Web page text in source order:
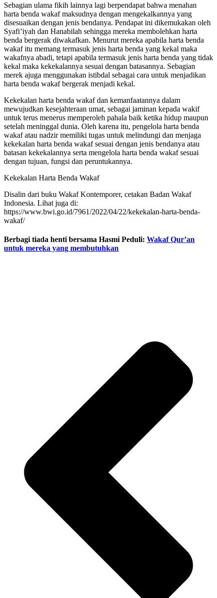
Sebagian ulama fikih lainnya lagi berpendapat bahwa menahan
harta benda wakaf maksudnya dengan mengekalkannya yang
disesuaikan dengan jenis bendanya. Pendapat ini dikemukakan oleh
Syafi’iyah dan Hanabilah sehingga mereka membolehkan harta
benda bergerak diwakafkan. Menurut mereka apabila harta benda
wakaf itu memang termasuk jenis harta benda yang kekal maka
wakafnya abadi, tetapi apabila termasuk jenis harta benda yang tidak
kekal maka kekekalannya sesuai dengan batasannya. Sebagian
merek ajuga menggunakan istibdal sebagai cara untuk menjadikan
harta benda wakaf bergerak menjadi kekal.
Kekekalan harta benda wakaf dan kemanfaatannya dalam
mewujudkan kesejahteraan umat, sebagai jaminan kepada wakif
untuk terus menerus memperoleh pahala baik ketika hidup maupun
setelah meninggal dunia. Oleh karena itu, pengelola harta benda
wakaf atau nadzir memiliki tugas untuk melindungi dan menjaga
kekekalan harta benda wakaf sesuai dengan jenis bendanya atau
batasan kekekalannya serta mengelola harta benda wakaf sesuai
dengan tujuan, fungsi dan peruntukannya.
Kekekalan Harta Benda Wakaf
Disalin dari buku Wakaf Kontemporer, cetakan Badan Wakaf
Indonesia. Lihat juga di:
https://www.bwi.go.id/7961/2022/04/22/kekekalan-harta-benda-
wakaf/
Berbagi tiada henti bersama Hasmi Peduli: Wakaf Qur’an
untuk mereka yang membutuhkan